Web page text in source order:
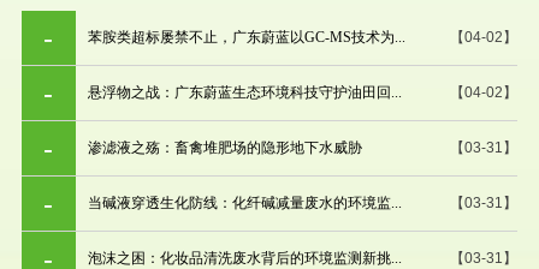
【04-02】
苯胺类超标屡禁不止，广东蔚蓝以GC-MS技术为...
【04-02】
悬浮物之战：广东蔚蓝生态环境科技守护油田回...
【03-31】
渗滤液之殇：畜禽堆肥场的隐形地下水威胁
【03-31】
当碱液穿透生化防线：化纤碱减量废水的环境监...
【03-31】
泡沫之困：化妆品清洗废水背后的环境监测新挑...